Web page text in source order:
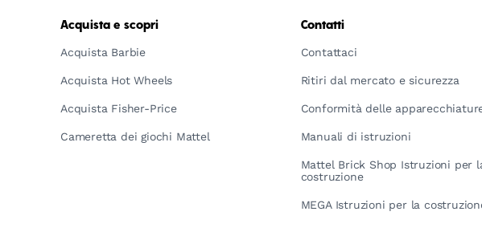
Acquista e scopri
Acquista Barbie
Acquista Hot Wheels
Acquista Fisher-Price
Cameretta dei giochi Mattel
Contatti
Contattaci
Ritiri dal mercato e sicurezza
Conformità delle
Manuali di istruzioni
Mattel Brick Shop Istruzioni per
costruzione
MEGA Istruzioni per la